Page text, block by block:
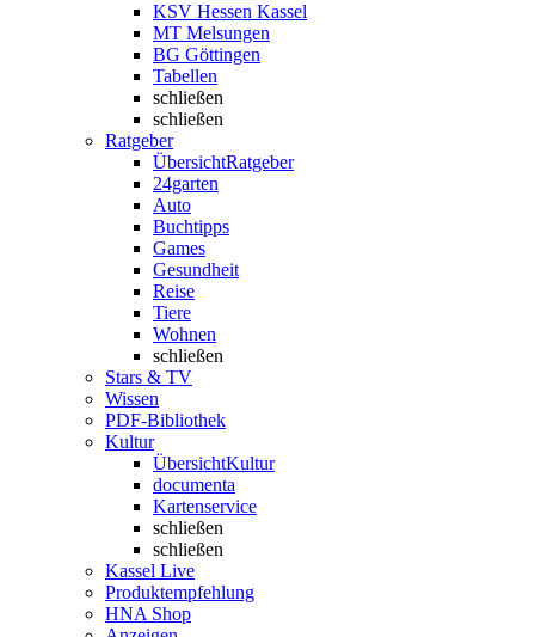
KSV Hessen Kassel
MT Melsungen
BG Göttingen
Tabellen
schließen
schließen
Ratgeber
ÜbersichtRatgeber
24garten
Auto
Buchtipps
Games
Gesundheit
Reise
Tiere
Wohnen
schließen
Stars & TV
Wissen
PDF-Bibliothek
Kultur
ÜbersichtKultur
documenta
Kartenservice
schließen
schließen
Kassel Live
Produktempfehlung
HNA Shop